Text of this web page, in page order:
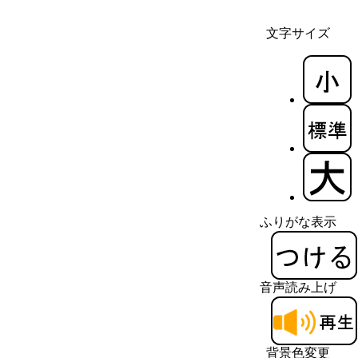
文字サイズ
ふりがな表示
音声読み上げ
背景色変更